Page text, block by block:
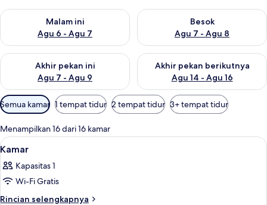
Malam ini
Agu 6 - Agu 7
Periksa ketersediaan untuk malam ini Agu 6 - Agu 7
Besok
Agu 7 - Agu 8
Periksa ketersediaan untuk
Akhir pekan ini
Agu 7 - Agu 9
Periksa ketersediaan untuk akhir pekan ini Agu 7 - Agu 9
Akhir pekan berikutnya
Agu 14 - Agu 16
Periksa ketersediaan untuk
Filter
tersedia
untuk
kamar
Semua kamar 1 tempat tidur 2 tempat tidur 3+ tempat tidur
Menampilkan 16 dari 16 kamar
Lihat
semua
foto
untuk
Kamar
1
Kamar
Kapasitas 1
Wi-Fi Gratis
Rincian selengkapnya
Rincian